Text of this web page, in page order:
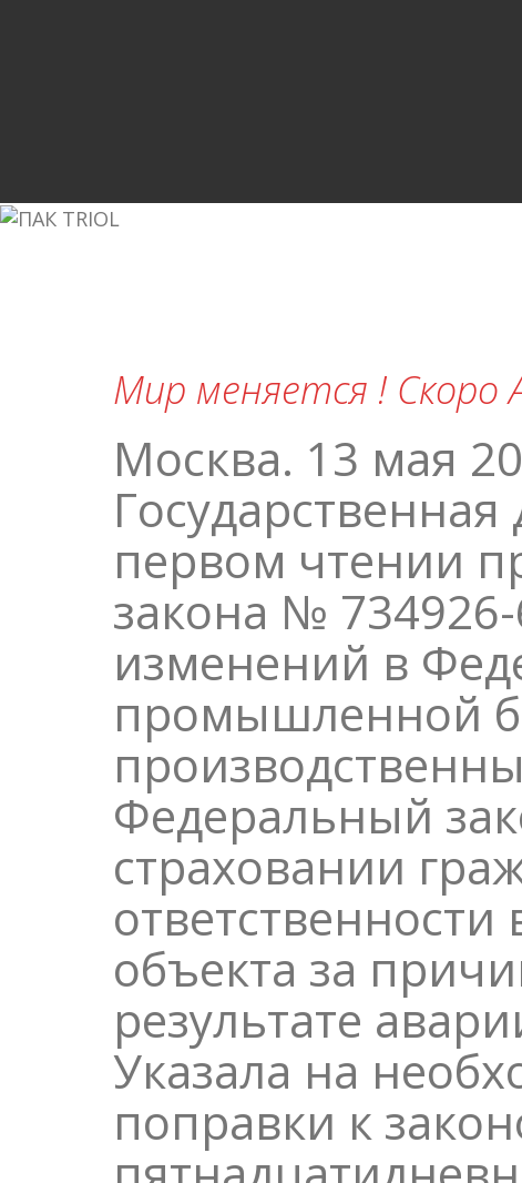
Мир меняется !
Москва. 13 мая
первом чтении
закона №
изменений в
промышленной
Федеральный
страховании
объекта за
результате
Указала на
поправки к